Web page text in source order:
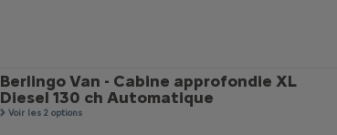
Berlingo Van - Cabine approfondie XL
Diesel 130 ch Automatique
Voir les 2 options